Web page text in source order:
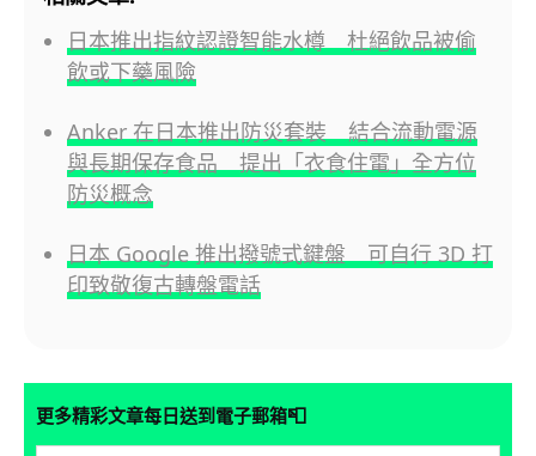
日本推出指紋認證智能水樽 杜絕飲品被偷
飲或下藥風險
Anker 在日本推出防災套裝 結合流動電源
與長期保存食品 提出「衣食住電」全方位
防災概念
日本 Google 推出撥號式鍵盤 可自行 3D 打
印致敬復古轉盤電話
更多精彩文章每日送到電子郵箱📮